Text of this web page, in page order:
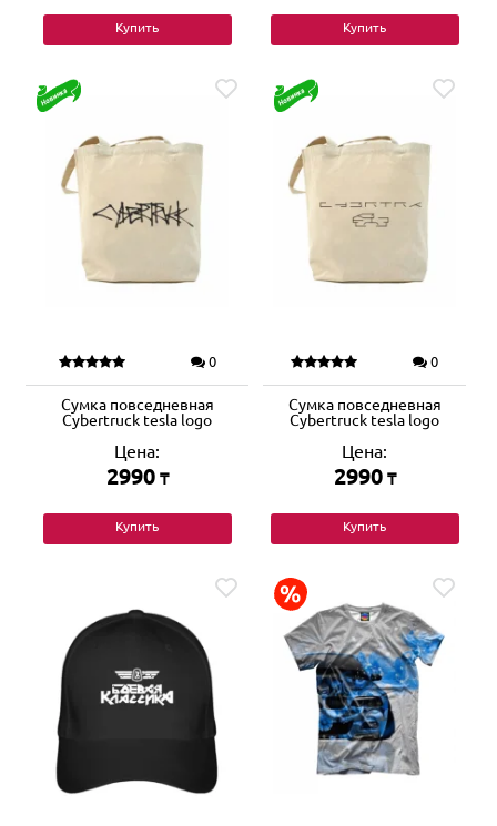
Купить Купить
0
Сумка повседневная
Cybertruck tesla logo
Цена:
2990 ₸
Купить
0
Сумка повседневная
Cybertruck tesla logo
Цена:
2990 ₸
Купить